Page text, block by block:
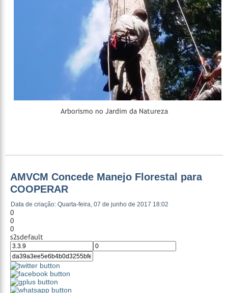
Arborismo no Jardim da Natureza
AMVCM Concede Manejo Florestal para
COOPERAR
Data de criação: Quarta-feira, 07 de junho de 2017 18:02
0
0
0
s2sdefault